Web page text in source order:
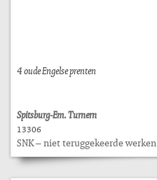
4 oude Engelse prenten
Spitsburg-Em. Turnern
13306
SNK – niet teruggekeerde werken